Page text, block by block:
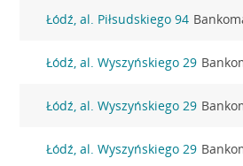
Łódź, al. Piłsudskiego 94
Łódź, al. Wyszyńskiego 29
Łódź, al. Wyszyńskiego 29
Łódź, al. Wyszyńskiego 29